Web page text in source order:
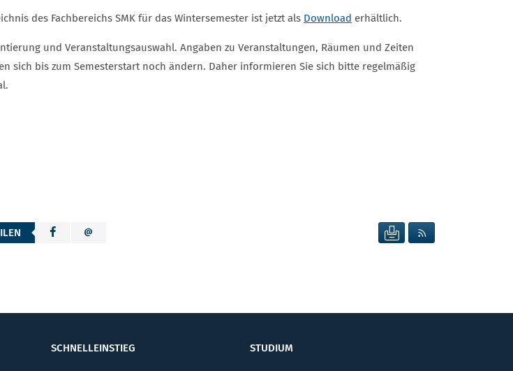
des Fachbereichs SMK für das Wintersemester ist jetzt als Download erhältlich.
und Veranstaltungsauswahl. Angaben zu Veranstaltungen, Räumen und Zeiten
sich bis zum Semesterstart noch ändern. Daher informieren Sie sich bitte regelmäßig
SEITE DRUCKEN
SCHNELLEINSTIEG STUDIUM